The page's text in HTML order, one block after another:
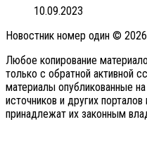
10.09.2023
Новостник номер один ©
Любое копирование
только с обратной активной
материалы опубликованные
источников и других
принадлежат их законным